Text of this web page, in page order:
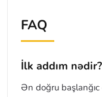
FAQ
İlk addım nədir?
Ən doğru